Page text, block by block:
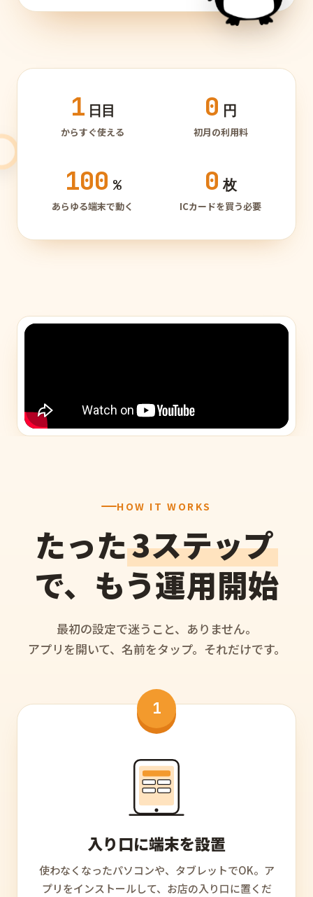
1 日目
からすぐ使える
0 円
初月の利用料
100 %
あらゆる端末で動く
0 枚
ICカードを買う必要
HOW IT WORKS
たった3ステップ
で、もう運用開始
最初の設定で迷うこと、ありません。
アプリを開いて、名前をタップ。それだけです。
1
入り口に端末を設置
使わなくなったパソコンや、タブレットでOK。ア
プリをインストールして、お店の入り口に置くだ